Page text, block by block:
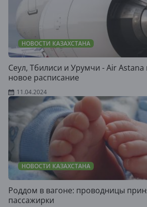
НОВОСТИ КАЗАХСТАНА
Сеул, Тбилиси и Урумчи - Air Astana
новое расписание
11.04.2024
НОВОСТИ КАЗАХСТАНА
Роддом в вагоне: проводницы
пассажирки